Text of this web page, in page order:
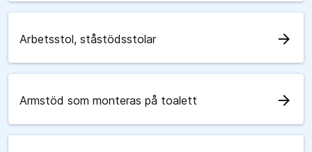
Arbetsstol, ståstödsstolar arrow_forward
Armstöd som monteras på toalett arrow_forward